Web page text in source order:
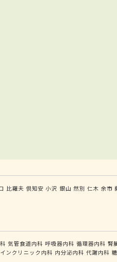
比羅夫 倶知安 小沢 銀山 然別 仁木 余市
気管食道内科 呼吸器内科 循環器内科 腎
ンクリニック内科 内分泌内科 代謝内科